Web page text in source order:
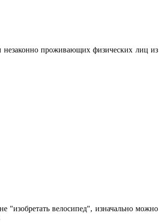
проживающих физических лиц из
"изобретать велосипед", изначально можно